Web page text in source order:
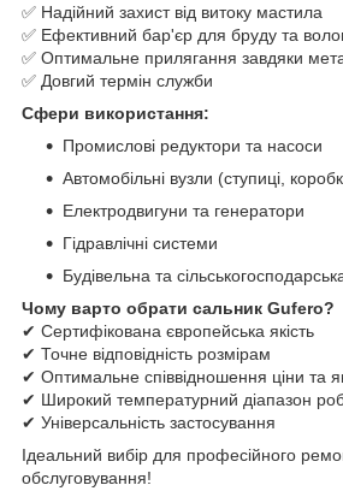
✅ Надійний захист від витоку мастила
✅ Ефективний бар'єр для бруду та
✅ Оптимальне прилягання завдяки
✅ Довгий термін служби
Сфери використання:
Промислові редуктори та насоси
Автомобільні вузли (ступиці,
Електродвигуни та генератори
Гідравлічні системи
Будівельна та
Чому варто обрати сальник Gufero?
✔ Сертифікована європейська якість
✔ Точне відповідність розмірам
✔ Оптимальне співвідношення ціни та
✔ Широкий температурний діапазон
✔ Універсальність застосування
Ідеальний вибір для професійного
обслуговування!